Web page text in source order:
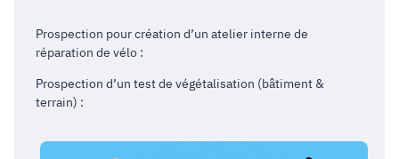
Prospection pour création d’un atelier interne de
réparation de vélo :
Prospection d’un test de végétalisation (bâtiment &
terrain) :